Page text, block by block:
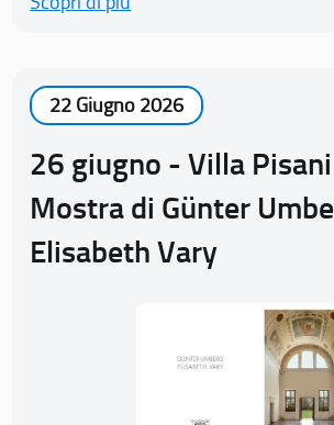
22 Giugno 2026
26 giugno - Villa
Mostra di Günter
Elisabeth Vary